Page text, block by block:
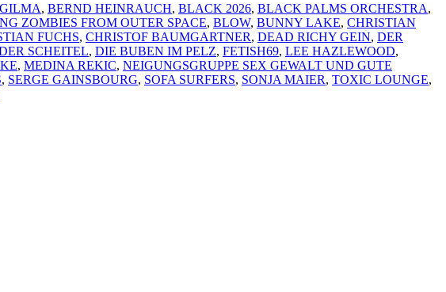
, BERND HEINRAUCH, BLACK 2026, BLACK PALMS ORCHESTRA,
ZOMBIES FROM OUTER SPACE, BLOW, BUNNY LAKE, CHRISTIAN
FUCHS, CHRISTOF BAUMGARTNER, DEAD RICHY GEIN, DER
SCHEITEL, DIE BUBEN IM PELZ, FETISH69, LEE HAZLEWOOD,
, MEDINA REKIC, NEIGUNGSGRUPPE SEX GEWALT UND GUTE
, SERGE GAINSBOURG, SOFA SURFERS, SONJA MAIER, TOXIC LOUNGE,